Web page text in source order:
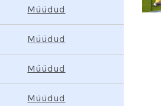
Müüdud
Müüdud
Müüdud
Müüdud